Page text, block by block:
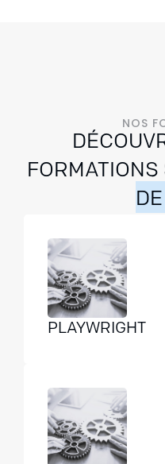
NOS
FORMATIONS
PLAYWRIGHT